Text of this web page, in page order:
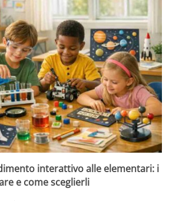
interattivo alle elementari: i
e come sceglierli